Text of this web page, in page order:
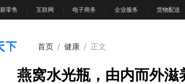
新零售 互联网 电子商务 企业服务 货物配送
首页 / 健康 / 正文
燕窝水光瓶，由内而外滋